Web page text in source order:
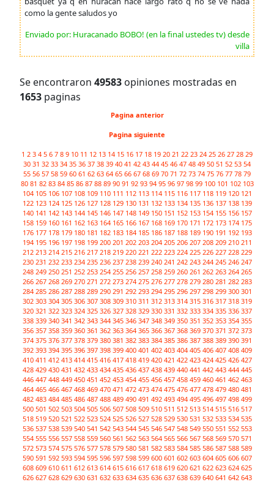
como la gente saludos yo
Enviado por: Huracanado BOBO! (en la final ustedes tv) desde
villa
Se encontraron 49583 opiniones mostradas en
1653 paginas
Pagina anterior
Pagina siguiente
1 2 3 4 5 6 7 8 9 10 11 12 13 14 15 16 17 18 19 20 21 22 23 24 25 26 27 28 29
30 31 32 33 34 35 36 37 38 39 40 41 42 43 44 45 46 47 48 49 50 51 52 53 54
55 56 57 58 59 60 61 62 63 64 65 66 67 68 69 70 71 72 73 74 75 76 77 78 79
80 81 82 83 84 85 86 87 88 89 90 91 92 93 94 95 96 97 98 99 100 101 102 103
104 105 106 107 108 109 110 111 112 113 114 115 116 117 118 119 120 121
122 123 124 125 126 127 128 129 130 131 132 133 134 135 136 137 138 139
140 141 142 143 144 145 146 147 148 149 150 151 152 153 154 155 156 157
158 159 160 161 162 163 164 165 166 167 168 169 170 171 172 173 174 175
176 177 178 179 180 181 182 183 184 185 186 187 188 189 190 191 192 193
194 195 196 197 198 199 200 201 202 203 204 205 206 207 208 209 210 211
212 213 214 215 216 217 218 219 220 221 222 223 224 225 226 227 228 229
230 231 232 233 234 235 236 237 238 239 240 241 242 243 244 245 246 247
248 249 250 251 252 253 254 255 256 257 258 259 260 261 262 263 264 265
266 267 268 269 270 271 272 273 274 275 276 277 278 279 280 281 282 283
284 285 286 287 288 289 290 291 292 293 294 295 296 297 298 299 300 301
302 303 304 305 306 307 308 309 310 311 312 313 314 315 316 317 318 319
320 321 322 323 324 325 326 327 328 329 330 331 332 333 334 335 336 337
338 339 340 341 342 343 344 345 346 347 348 349 350 351 352 353 354 355
356 357 358 359 360 361 362 363 364 365 366 367 368 369 370 371 372 373
374 375 376 377 378 379 380 381 382 383 384 385 386 387 388 389 390 391
392 393 394 395 396 397 398 399 400 401 402 403 404 405 406 407 408 409
410 411 412 413 414 415 416 417 418 419 420 421 422 423 424 425 426 427
428 429 430 431 432 433 434 435 436 437 438 439 440 441 442 443 444 445
446 447 448 449 450 451 452 453 454 455 456 457 458 459 460 461 462 463
464 465 466 467 468 469 470 471 472 473 474 475 476 477 478 479 480 481
482 483 484 485 486 487 488 489 490 491 492 493 494 495 496 497 498 499
500 501 502 503 504 505 506 507 508 509 510 511 512 513 514 515 516 517
518 519 520 521 522 523 524 525 526 527 528 529 530 531 532 533 534 535
536 537 538 539 540 541 542 543 544 545 546 547 548 549 550 551 552 553
554 555 556 557 558 559 560 561 562 563 564 565 566 567 568 569 570 571
572 573 574 575 576 577 578 579 580 581 582 583 584 585 586 587 588 589
590 591 592 593 594 595 596 597 598 599 600 601 602 603 604 605 606 607
608 609 610 611 612 613 614 615 616 617 618 619 620 621 622 623 624 625
626 627 628 629 630 631 632 633 634 635 636 637 638 639 640 641 642 643